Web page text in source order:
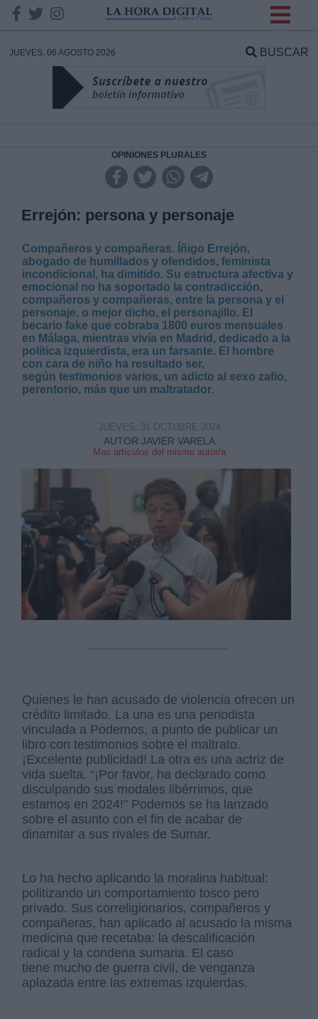
JUEVES, 06 AGOSTO 2026 BUSCAR
OPINIONES PLURALES
Errejón: persona y personaje
Compañeros y compañeras. Íñigo Errejón,
abogado de humillados y ofendidos, feminista
incondicional, ha dimitido. Su estructura afectiva y
emocional no ha soportado la contradicción,
compañeros y compañeras, entre la persona y el
personaje, o mejor dicho, el personajillo. El
becario fake que cobraba 1800 euros mensuales
en Málaga, mientras vivía en Madrid, dedicado a la
política izquierdista, era un farsante. El hombre
con cara de niño ha resultado ser,
según testimonios varios, un adicto al sexo zafio,
perentorio, más que un maltratador.
AUTOR JAVIER VARELA
Mas artículos del mismo autor/a
JUEVES, 31 OCTUBRE 2024
Quienes le han acusado de violencia ofrecen un
crédito limitado. La una es una periodista
vinculada a Podemos, a punto de publicar un
libro con testimonios sobre el maltrato.
¡Excelente publicidad! La otra es una actriz de
vida suelta. “¡Por favor, ha declarado como
disculpando sus modales libérrimos, que
estamos en 2024!” Podemos se ha lanzado
sobre el asunto con el fin de acabar de
dinamitar a sus rivales de Sumar.
Lo ha hecho aplicando la moralina habitual:
politizando un comportamiento tosco pero
privado. Sus correligionarios, compañeros y
compañeras, han aplicado al acusado la misma
medicina que recetaba: la descalificación
radical y la condena sumaria. El caso
tiene mucho de guerra civil, de venganza
aplazada entre las extremas izquierdas.
DATOS
Responsable:
Legitimación:
Destinatarios:
link
Información adicional